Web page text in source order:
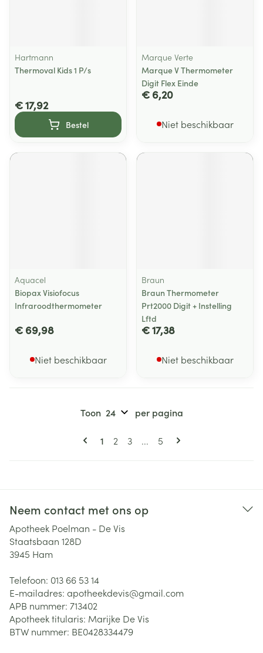
Hartmann
Thermoval Kids 1 P/s
€ 17,92
Bestel
Marque Verte
Marque V Thermometer
Digit Flex Einde
€ 6,20
Niet beschikbaar
Aquacel
Biopax Visiofocus
Infraroodthermometer
€ 69,98
Niet beschikbaar
Braun
Braun Thermometer
Prt2000 Digit + Instelling
Lftd
€ 17,38
Niet beschikbaar
Pagina's
U lees momenteel pagina
1 Pagina
2 Pagina
3 ... Pagina
5
Toon per pagina
Neem contact met ons op
Apotheek Poelman - De Vis
Staatsbaan 128D
3945 Ham
Telefoon: 013 66 53 14
E-mailadres: apotheekdevis@gmail.com
APB nummer: 713402
Apotheek titularis: Marijke De Vis
BTW nummer: BE0428334479